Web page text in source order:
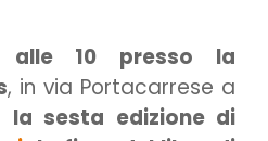
alle 10 presso la
, in via Portacarrese a
la sesta edizione di